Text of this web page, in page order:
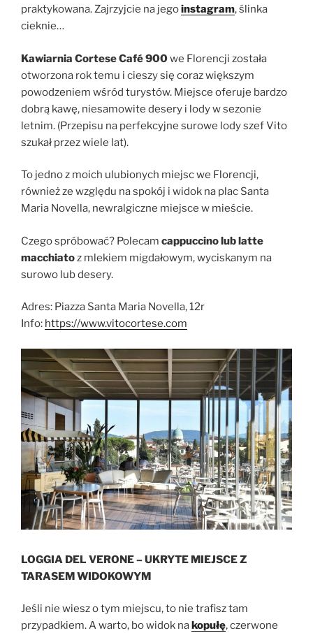
praktykowana. Zajrzyjcie na jegoinstagram, ślinka
cieknie…
Kawiarnia Cortese Café 900we Florencji została
otworzona rok temu i cieszy się coraz większym
powodzeniem wśród turystów. Miejsce oferuje bardzo
dobrą kawę, niesamowite desery i lody w sezonie
letnim. (Przepisu na perfekcyjne surowe lody szef Vito
szukał przez wiele lat).
To jedno z moich ulubionych miejsc we Florencji,
również ze względu na spokój i widok na plac Santa
Maria Novella, newralgiczne miejsce w mieście.
Czego spróbować? Polecam cappuccino lub latte
macchiatoz mlekiem migdałowym, wyciskanym na
surowo lub desery.
Adres: Piazza Santa Maria Novella, 12r
Info: https://www.vitocortese.com
LOGGIA DEL VERONE – UKRYTE MIEJSCE Z
TARASEM WIDOKOWYM
Jeśli nie wiesz o tym miejscu, to nie trafisz tam
przypadkiem. A warto, bo widok na kopułę, czerwone